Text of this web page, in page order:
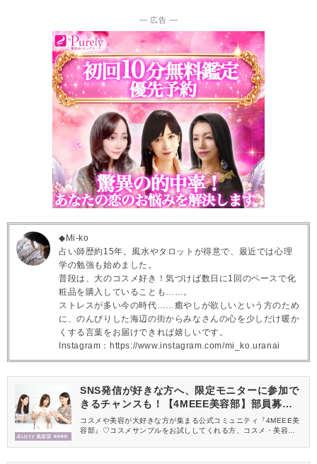
― 広告 ―
◆Mi-ko
占い師歴約15年。風水やタロットが得意で、最近では心理
学の勉強も始めました。
普段は、大のコスメ好き！気づけば数日に1回のペースで化
粧品を購入していることも……。
ストレスが多い今の時代……癒やしが欲しいという方のため
に、のんびりした海辺の街からみなさんの心を少しだけ暖か
くする言葉をお届けできれば嬉しいです。
Instagram：https://www.instagram.com/mi_ko.uranai
SNS発信が好きな方へ、限定モニターに参加で
きるチャンスも！【4MEEE美容部】部員募集
中
コスメや美容が大好きな方が集まる公式コミュニティ『4MEEE美
容部』♡コスメサンプルをお試ししてくれる方、コスメ・美容情報